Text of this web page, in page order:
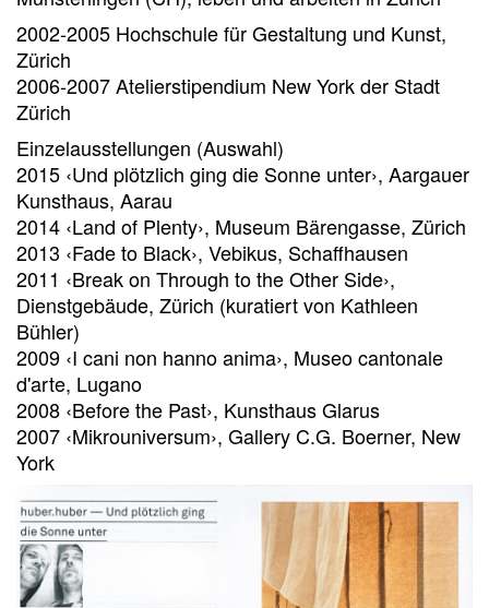
2002-2005 Hochschule für Gestaltung und Kunst,
Zürich
2006-2007 Atelierstipendium New York der Stadt
Zürich
Einzelausstellungen (Auswahl)
2015 ‹Und plötzlich ging die Sonne unter›, Aargauer
Kunsthaus, Aarau
2014 ‹Land of Plenty›, Museum Bärengasse, Zürich
2013 ‹Fade to Black›, Vebikus, Schaffhausen
2011 ‹Break on Through to the Other Side›,
Dienstgebäude, Zürich (kuratiert von Kathleen
Bühler)
2009 ‹I cani non hanno anima›, Museo cantonale
d'arte, Lugano
2008 ‹Before the Past›, Kunsthaus Glarus
2007 ‹Mikrouniversum›, Gallery C.G. Boerner, New
York